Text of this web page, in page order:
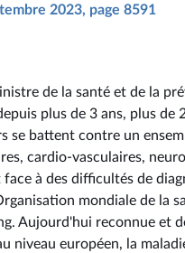
2023, page 8591
de la santé et de la
plus de 3 ans, plus de
se battent contre un
cardio-vasculaires,
à des difficultés de
mondiale de la
Aujourd'hui reconnue et
niveau européen, la